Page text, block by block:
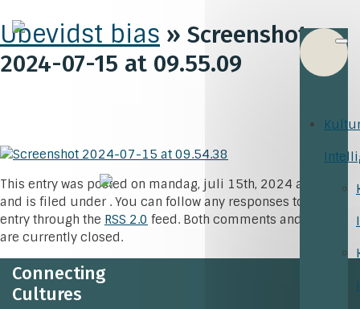
Ubevidst bias » Screenshot
2024-07-15 at 09.55.09
This entry was posted on mandag, juli 15th, 2024 at 7:55
and is filed under . You can follow any responses to this
entry through the RSS 2.0 feed. Both comments and pings
are currently closed.
Connecting
Cultures